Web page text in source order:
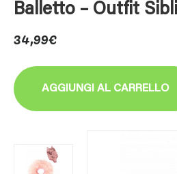
Balletto – Outfit
34,99€
AGGIUNGI AL CARRELLO